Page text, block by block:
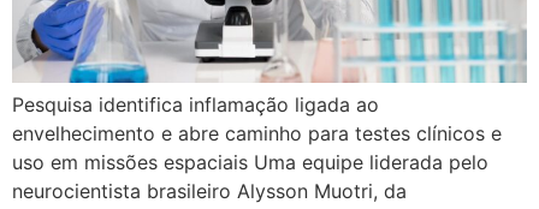
Pesquisa identifica inflamação ligada ao
envelhecimento e abre caminho para testes clínicos e
uso em missões espaciais Uma equipe liderada pelo
neurocientista brasileiro Alysson Muotri, da